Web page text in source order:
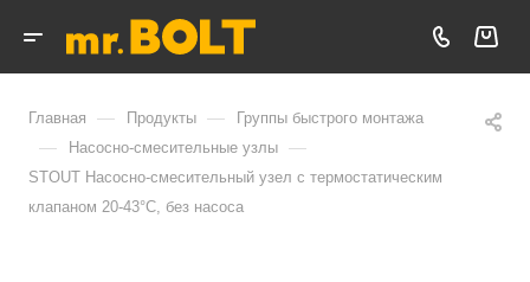
Главная — Продукты — Группы быстрого монтажа
— Насосно-смесительные узлы —
STOUT Насосно-смесительный узел с термостатическим
клапаном 20-43°C, без насоса